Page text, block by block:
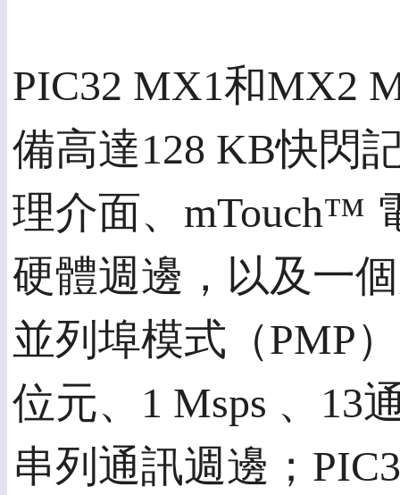
PIC32 MX1和MX2
備高達128 KB快閃
理介面、mTouch™
硬體週邊，以及一
並列埠模式（PMP
位元、1 Msps 、13
串列通訊週邊；